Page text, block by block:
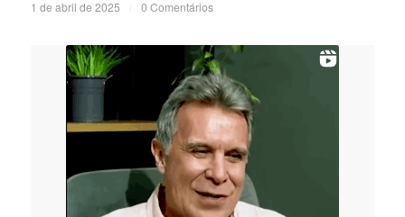
1 de abril de 2025 0 Comentários